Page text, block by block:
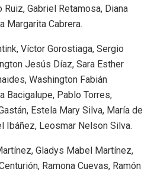
Gabriel Retamosa, Diana
Margarita Cabrera.
Víctor Gorostiaga, Sergio
Jesús Díaz, Sara Esther
Washington Fabián
Bacigalupe, Pablo Torres,
Estela Mary Silva, María de
Ibáñez, Leosmar Nelson Silva.
Gladys Mabel Martínez,
Ramona Cuevas, Ramón